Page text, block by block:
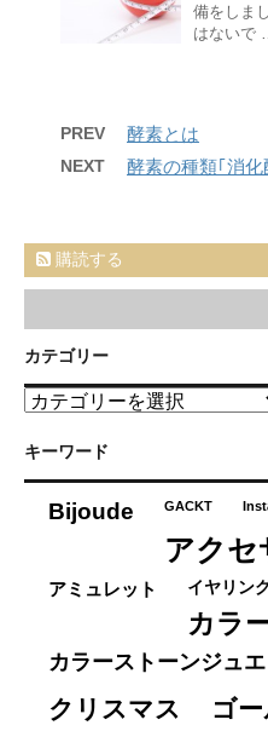
備をしま
はないで …
PREV 酵素とは
NEXT 酵素の種類｢消化
購読する
カテゴリー
カ
ゴ
キーワード
Bijoude GACKT
アクセ
アミュレット イヤリン
カラ
カラーストーンジュ
クリスマス ゴ